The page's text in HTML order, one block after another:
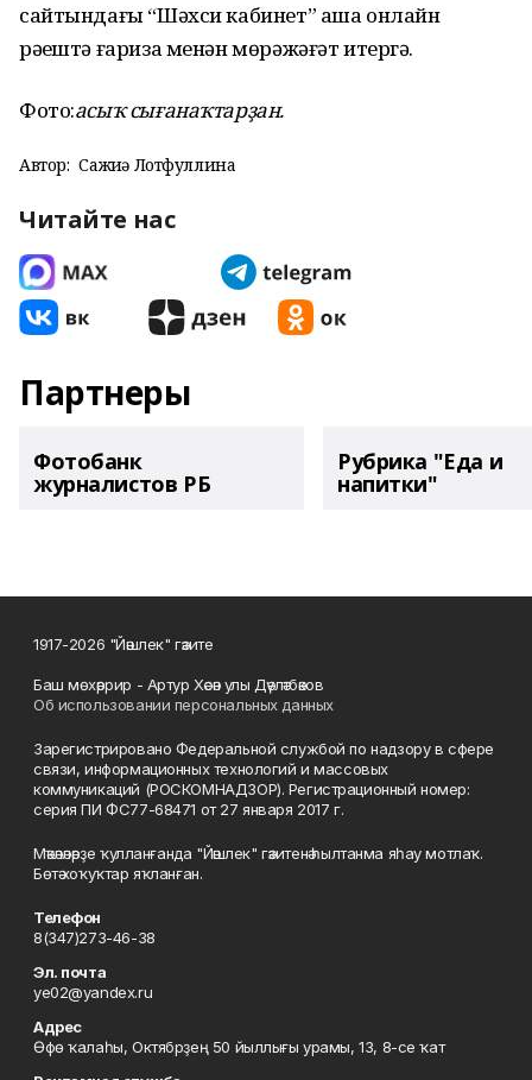
сайтындағы “Шәхси кабинет” аша онлайн
рәүештә ғариза менән мөрәжәғәт итергә.
Фото:асыҡ сығанаҡтарҙан.
Автор: Сажиҙә Лотфуллина
Читайте нас
Партнеры
Фотобанк
журналистов РБ
Рубрика "Еда и
напитки"
1917-2026 "Йәшлек" гәзите
Баш мөхәррир - Артур Хәсән улы Дәүләтбәков
Об использовании персональных данных
Зарегистрировано Федеральной службой по надзору в сфере
связи, информационных технологий и массовых
коммуникаций (РОСКОМНАДЗОР). Регистрационный номер:
серия ПИ ФС77-68471 от 27 января 2017 г.
Мәҡәләләрҙе ҡулланғанда "Йәшлек" гәзитенә һылтанма яһау мотлаҡ.
Бөтә хоҡуҡтар яҡланған.
Телефон
8(347)273-46-38
Эл. почта
ye02@yandex.ru
Адрес
Өфө ҡалаһы, Октябрҙең 50 йыллығы урамы, 13, 8-се ҡат